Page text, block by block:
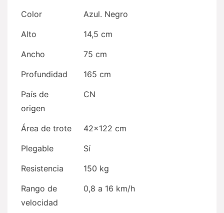
Color
Azul. Negro
Alto
14,5 cm
Ancho
75 cm
Profundidad
165 cm
País de
origen
CN
Área de trote
42×122 cm
Plegable
Sí
Resistencia
150 kg
Rango de
velocidad
0,8 a 16 km/h